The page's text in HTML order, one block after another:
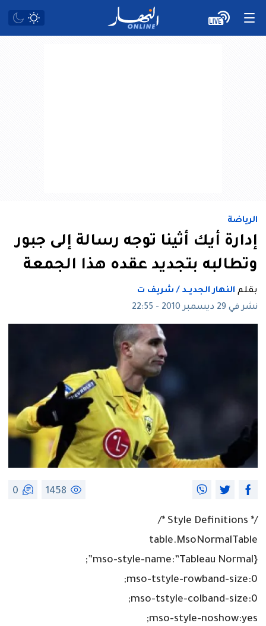
الرياضة
إدارة أيك أثينا توجه رسالة إلى جبور
وتطالبه بتجديد عقده هذا الجمعة‮ ‬
بقلم النهار الجديــد / شريف ت
نشر في 29 ديسمبر 2010 - 22:55
1458
0
/* Style Definitions */
table.MsoNormalTable
{mso-style-name:”Tableau Normal”;
mso-tstyle-rowband-size:0;
mso-tstyle-colband-size:0;
mso-style-noshow:yes;